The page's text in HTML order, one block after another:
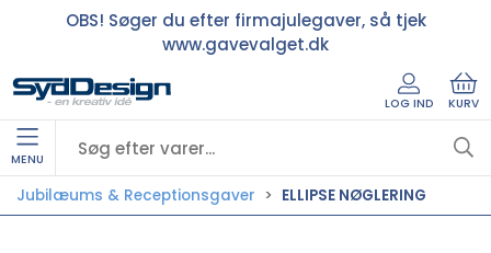
OBS! Søger du efter firmajulegaver, så tjek
www.gavevalget.dk
LOG IND KURV
MENU
Jubilæums & Receptionsgaver ELLIPSE NØGLERING